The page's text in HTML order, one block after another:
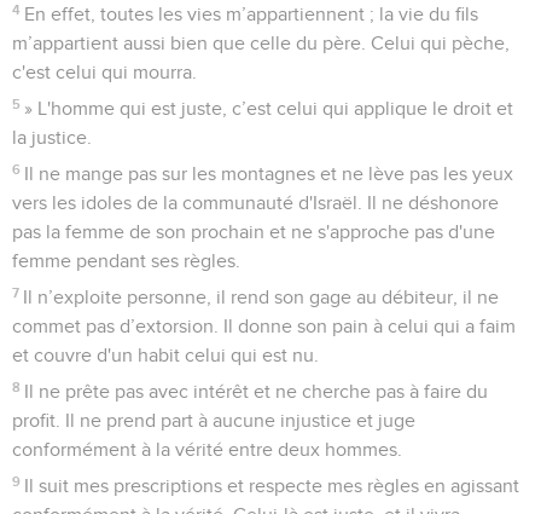
4 En effet, toutes les vies m’appartiennent ; la vie du fils
m’appartient aussi bien que celle du père. Celui qui pèche,
c'est celui qui mourra.
5 » L'homme qui est juste, c’est celui qui applique le droit et
la justice.
6 Il ne mange pas sur les montagnes et ne lève pas les yeux
vers les idoles de la communauté d'Israël. Il ne déshonore
pas la femme de son prochain et ne s'approche pas d'une
femme pendant ses règles.
7 Il n’exploite personne, il rend son gage au débiteur, il ne
commet pas d’extorsion. Il donne son pain à celui qui a faim
et couvre d'un habit celui qui est nu.
8 Il ne prête pas avec intérêt et ne cherche pas à faire du
profit. Il ne prend part à aucune injustice et juge
conformément à la vérité entre deux hommes.
9 Il suit mes prescriptions et respecte mes règles en agissant